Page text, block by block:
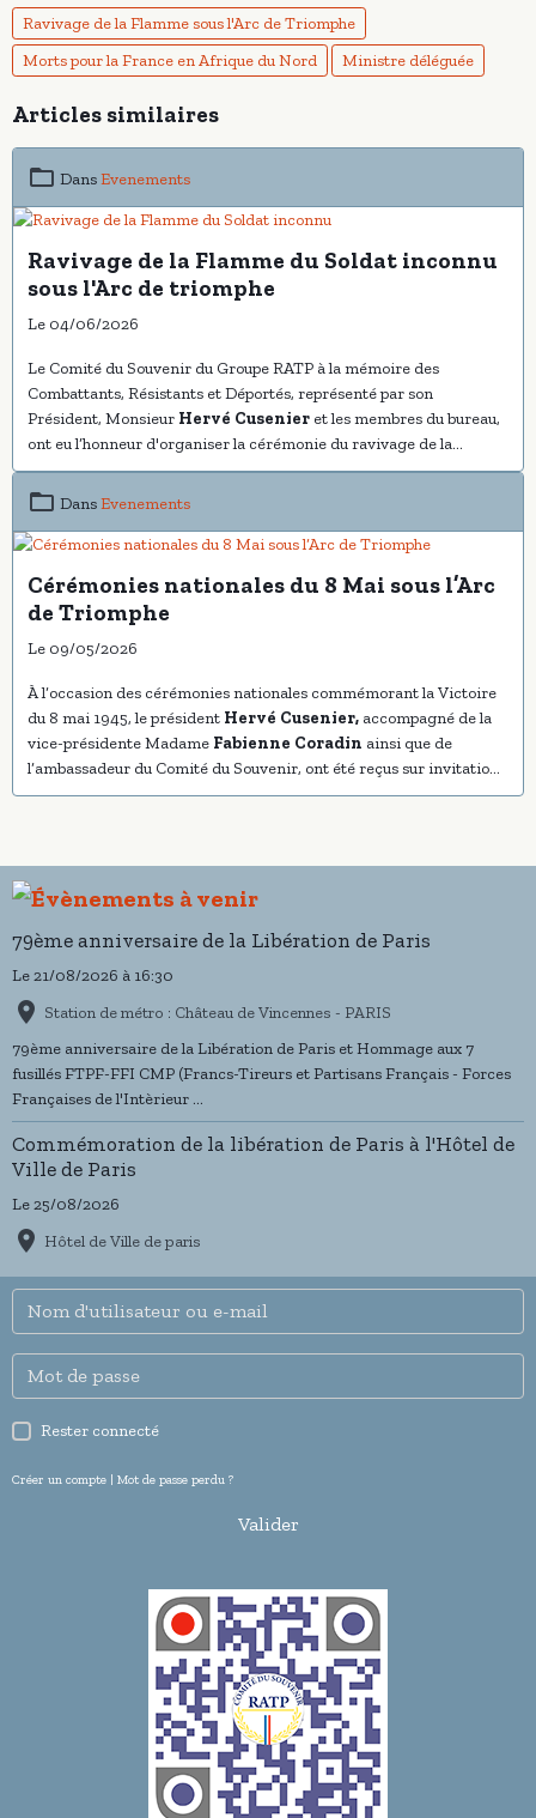
Ravivage de la Flamme sous l'Arc de Triomphe
Morts pour la France en Afrique du Nord
Ministre déléguée
Articles similaires
DansEvenements
Ravivage de la Flamme du Soldat inconnu
sous l'Arc de triomphe
Le 04/06/2026
Le Comité du Souvenir du Groupe RATP à la mémoire des
Combattants, Résistants et Déportés, représenté par son
Président, Monsieur Hervé Cusenier et les membres du bureau,
ont eu l’honneur d'organiser la cérémonie du ravivage de la
Flamme du Soldat inconnu sous l’Arc de Triomphe, à Paris
DansEvenements
Cérémonies nationales du 8 Mai sous l’Arc
de Triomphe
Le 09/05/2026
À l’occasion des cérémonies nationales commémorant la Victoire
du 8 mai 1945, le président Hervé Cusenier, accompagné de la
vice-présidente Madame Fabienne Coradin ainsi que de
l’ambassadeur du Comité du Souvenir, ont été reçus sur invitation
de la Présidence de la République
79ème anniversaire de la Libération de Paris
Le 21/08/2026 à 16:30
Station de métro : Château de Vincennes - PARIS
79ème anniversaire de la Libération de Paris et Hommage aux 7
fusillés FTPF-FFI CMP (Francs-Tireurs et Partisans Français - Forces
Françaises de l'Intèrieur ...
Commémoration de la libération de Paris à l'Hôtel de
Ville de Paris
Le 25/08/2026
Hôtel de Ville de paris
Rester connecté
Créer un compte | Mot de passe perdu ?
Valider